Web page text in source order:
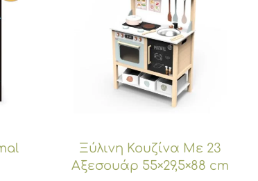
Ξύλινη Κουζίνα Με 23
Αξεσουάρ 55×29,5×88 cm